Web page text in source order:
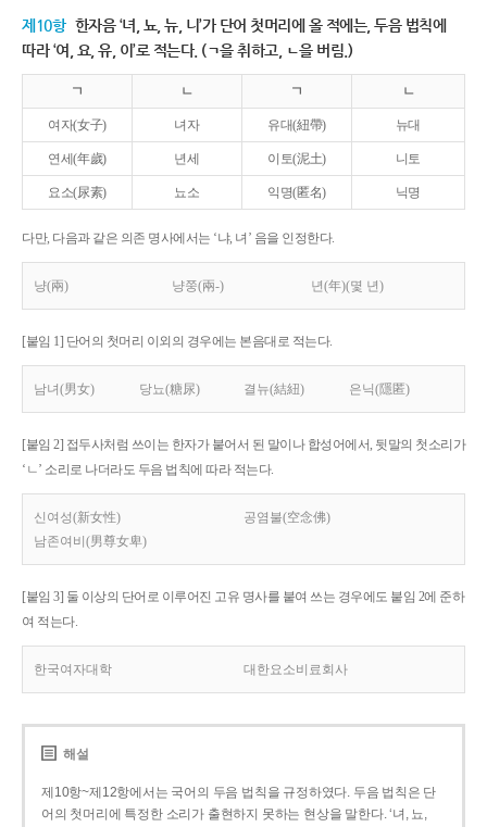
제10항 한자음 ‘녀, 뇨, 뉴, 니’가 단어 첫머리에 올 적에는, 두음 법칙에
따라 ‘여, 요, 유, 이’로 적는다. (ㄱ을 취하고, ㄴ을 버림.)
ㄱ ㄴ ㄱ ㄴ
여자(女子) 녀자 유대(紐帶) 뉴대
연세(年歲) 년세 이토(泥土) 니토
요소(尿素) 뇨소 익명(匿名) 닉명
다만, 다음과 같은 의존 명사에서는 ‘냐, 녀’ 음을 인정한다.
냥(兩) 냥쭝(兩-) 년(年)(몇 년)
[붙임 1] 단어의 첫머리 이외의 경우에는 본음대로 적는다.
남녀(男女) 당뇨(糖尿) 결뉴(結紐) 은닉(隱匿)
[붙임 2] 접두사처럼 쓰이는 한자가 붙어서 된 말이나 합성어에서, 뒷말의 첫소리가
‘ㄴ’ 소리로 나더라도 두음 법칙에 따라 적는다.
신여성(新女性)
공염불(空念佛)
남존여비(男尊女卑)
[붙임 3] 둘 이상의 단어로 이루어진 고유 명사를 붙여 쓰는 경우에도 붙임 2에 준하
여 적는다.
한국여자대학 대한요소비료회사
해설
제10항~제12항에서는 국어의 두음 법칙을 규정하였다. 두음 법칙은 단
어의 첫머리에 특정한 소리가 출현하지 못하는 현상을 말한다. ‘녀, 뇨,